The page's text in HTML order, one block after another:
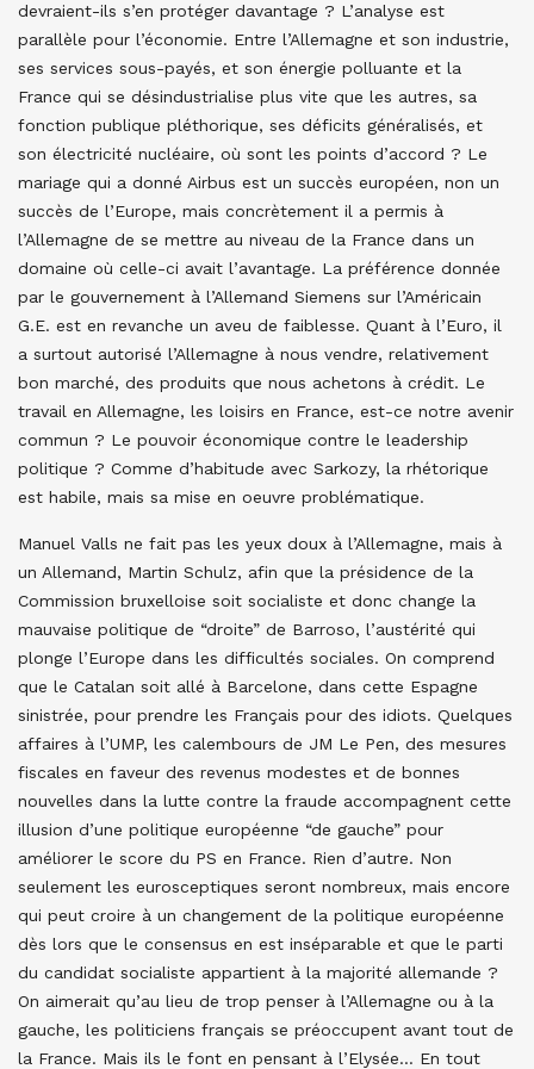
devraient-ils s’en protéger davantage ? L’analyse est
parallèle pour l’économie. Entre l’Allemagne et son industrie,
ses services sous-payés, et son énergie polluante et la
France qui se désindustrialise plus vite que les autres, sa
fonction publique pléthorique, ses déficits généralisés, et
son électricité nucléaire, où sont les points d’accord ? Le
mariage qui a donné Airbus est un succès européen, non un
succès de l’Europe, mais concrètement il a permis à
l’Allemagne de se mettre au niveau de la France dans un
domaine où celle-ci avait l’avantage. La préférence donnée
par le gouvernement à l’Allemand Siemens sur l’Américain
G.E. est en revanche un aveu de faiblesse. Quant à l’Euro, il
a surtout autorisé l’Allemagne à nous vendre, relativement
bon marché, des produits que nous achetons à crédit. Le
travail en Allemagne, les loisirs en France, est-ce notre avenir
commun ? Le pouvoir économique contre le leadership
politique ? Comme d’habitude avec Sarkozy, la rhétorique
est habile, mais sa mise en oeuvre problématique.
Manuel Valls ne fait pas les yeux doux à l’Allemagne, mais à
un Allemand, Martin Schulz, afin que la présidence de la
Commission bruxelloise soit socialiste et donc change la
mauvaise politique de “droite” de Barroso, l’austérité qui
plonge l’Europe dans les difficultés sociales. On comprend
que le Catalan soit allé à Barcelone, dans cette Espagne
sinistrée, pour prendre les Français pour des idiots. Quelques
affaires à l’UMP, les calembours de JM Le Pen, des mesures
fiscales en faveur des revenus modestes et de bonnes
nouvelles dans la lutte contre la fraude accompagnent cette
illusion d’une politique européenne “de gauche” pour
améliorer le score du PS en France. Rien d’autre. Non
seulement les eurosceptiques seront nombreux, mais encore
qui peut croire à un changement de la politique européenne
dès lors que le consensus en est inséparable et que le parti
du candidat socialiste appartient à la majorité allemande ?
On aimerait qu’au lieu de trop penser à l’Allemagne ou à la
gauche, les politiciens français se préoccupent avant tout de
la France. Mais ils le font en pensant à l’Elysée… En tout